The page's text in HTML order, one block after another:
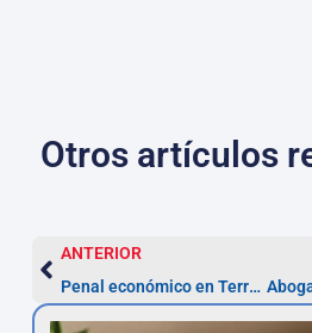
Otros artículos
ANTERIOR
Penal económico en Terrassa: abogados — Plazo 4 años